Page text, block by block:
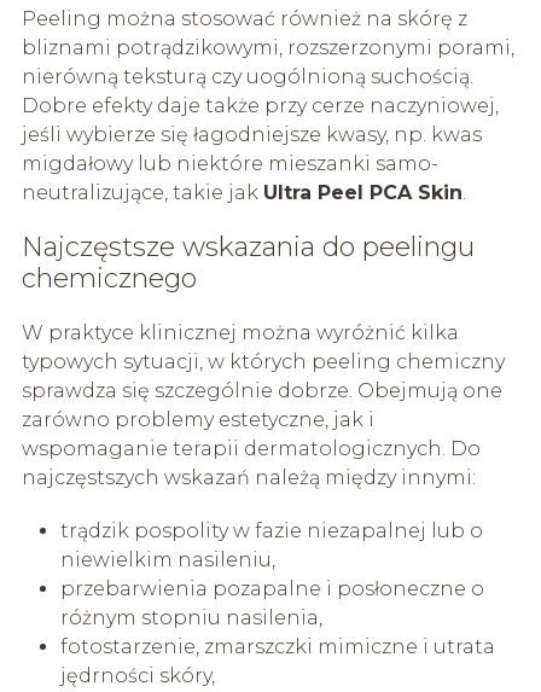
Peeling można stosować również na skórę z
bliznami potrądzikowymi, rozszerzonymi porami,
nierówną teksturą czy uogólnioną suchością.
Dobre efekty daje także przy cerze naczyniowej,
jeśli wybierze się łagodniejsze kwasy, np. kwas
migdałowy lub niektóre mieszanki samo-
neutralizujące, takie jak Ultra Peel PCA Skin.
Najczęstsze wskazania do peelingu
chemicznego
W praktyce klinicznej można wyróżnić kilka
typowych sytuacji, w których peeling chemiczny
sprawdza się szczególnie dobrze. Obejmują one
zarówno problemy estetyczne, jak i
wspomaganie terapii dermatologicznych. Do
najczęstszych wskazań należą między innymi:
trądzik pospolity w fazie niezapalnej lub o
niewielkim nasileniu,
przebarwienia pozapalne i posłoneczne o
różnym stopniu nasilenia,
fotostarzenie, zmarszczki mimiczne i utrata
jędrności skóry,